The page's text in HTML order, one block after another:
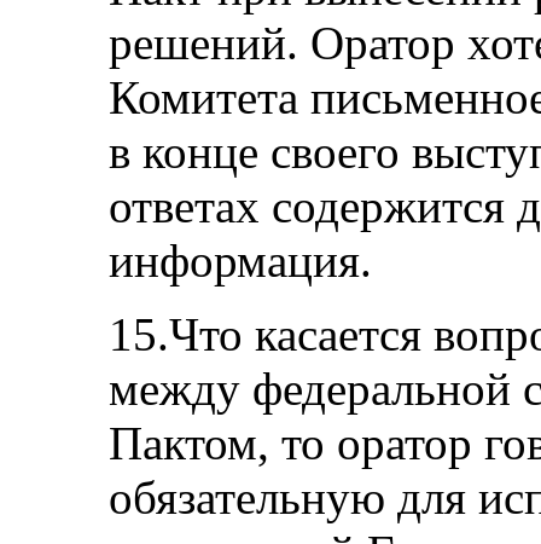
решений. Оратор
Комитета
в конце своего
ответах содержится
информация.
15.Что касается
между федеральной
Пактом, то оратор
обязательную для